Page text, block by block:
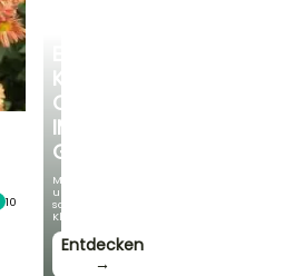
KÜHLE
OASE
IM
GARTEN
Mit
unseren
schönsten
Kletterpflanzen!
Entdecken
→
10